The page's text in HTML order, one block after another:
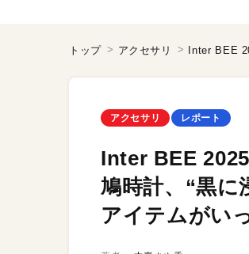
トップ アクセサリ
アクセサリ レポート
Inter BEE
鳩時計、“黒
アイテムがい